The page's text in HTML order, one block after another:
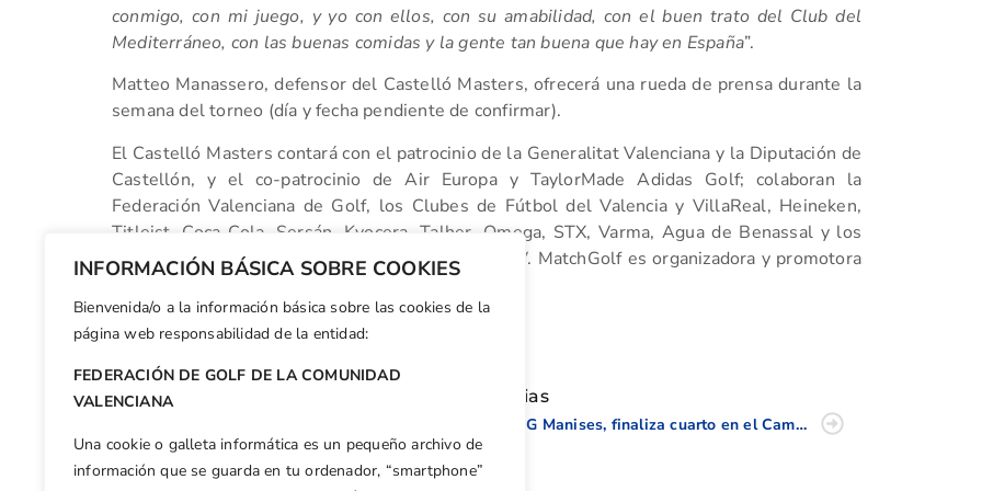
INFORMACIÓN BÁSICA SOBRE COOKIES
Bienvenida/o a la información básica sobre las cookies de la
página web responsabilidad de la entidad:
FEDERACIÓN DE GOLF DE LA COMUNIDAD
VALENCIANA
Una cookie o galleta informática es un pequeño archivo de
información que se guarda en tu ordenador, “smartphone”
conmigo, con mi juego, y yo con ellos, con su amabilidad, con el buen trato del Club del
Mediterráneo, con las buenas comidas y la gente tan buena que hay en España”.
Matteo Manassero, defensor del Castelló Masters, ofrecerá una rueda de prensa durante la
semana del torneo (día y fecha pendiente de confirmar).
El Castelló Masters contará con el patrocinio de la Generalitat Valenciana y la Diputación de
Castellón, y el co-patrocinio de Air Europa y TaylorMade Adidas Golf; colaboran la
Federación Valenciana de Golf, los Clubes de Fútbol del Valencia y VillaReal, Heineken,
Titleist, Coca-Cola, Sersán, Kyocera, Talher, Omega, STX, Varma, Agua de Benassal y los
medios El Mundo, MARCA, Sport, Canal 9 y RTVV. MatchGolf es organizadora y promotora
del Castelló Masters.
Facebook
X WhatsApp
LinkedIn
Email
Otras noticias
El RCG Manises, finaliza cuarto en el Campeonato de España de Interclubes Masculino